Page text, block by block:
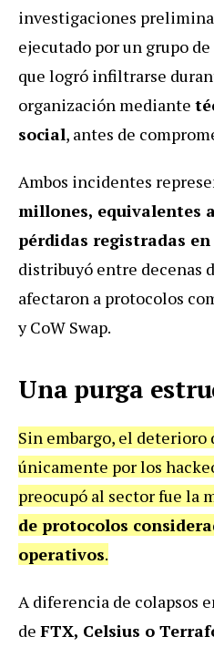
investigaciones
ejecutado por un grupo
que logró infiltrarse
organización mediante
social, antes de
Ambos incidentes
millones, equivalentes
pérdidas registradas
distribuyó entre decenas
afectaron a protocolos
y CoW Swap.
Una purga
Sin embargo, el
únicamente por los
preocupó al sector fue la
de protocolos
operativos.
A diferencia de colapsos
de FTX, Celsius o